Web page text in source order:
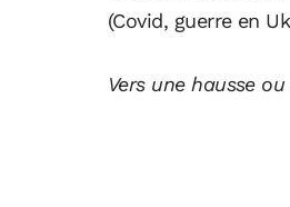
(Covid, guerre en
Vers une hausse